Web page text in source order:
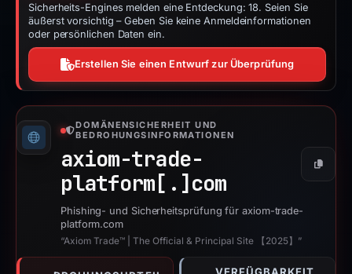
Sicherheits-Engines melden eine Entdeckung: 18. Seien Sie
äußerst vorsichtig – Geben Sie keine Anmeldeinformationen
oder persönlichen Daten ein.
Erstellen Sie einen Entwurf zur Überprüfung
DOMÄNENSICHERHEIT UND
BEDROHUNGSINFORMATIONEN
axiom-trade-
platform[.] com
Phishing- und Sicherheitsprüfung für axiom-trade-
platform.com
“Axiom Trade™ | The Official & Principal Site 【2025】”